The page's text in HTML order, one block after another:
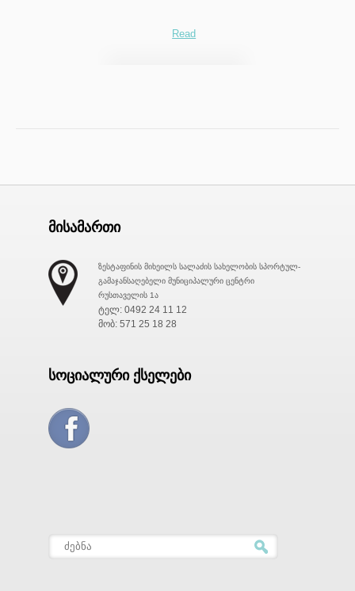
Read
მისამართი
ზესტაფინის მიხეილს სალაძის სახელობის სპორტულ-
გამაჯანსაღებელი მუნიციპალური ცენტრი
რუსთაველის 1ა
ტელ: 0492 24 11 12
მობ: 571 25 18 28
სოციალური ქსელები